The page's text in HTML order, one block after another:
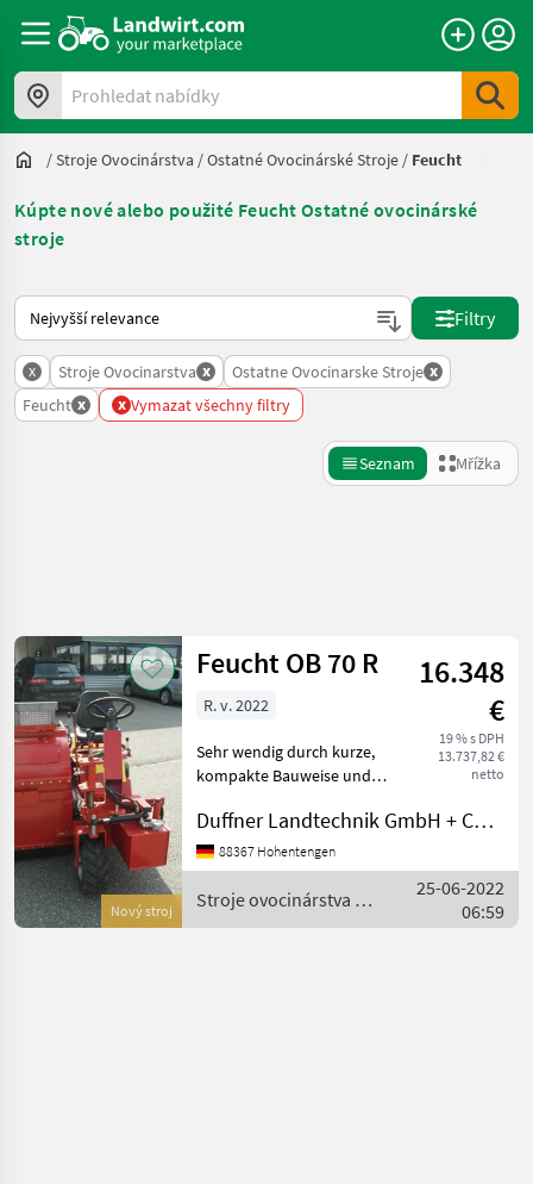
Prohledat nabídky
/Stroje Ovocinárstva /Ostatné Ovocinárské Stroje / Feucht
Kúpte nové alebo použité Feucht Ostatné ovocinárské
stroje
Takto se řadí nabídky na Landwirt.com
Filtry
x Stroje Ovocinarstva x Ostatne Ovocinarske Stroje x
Feucht x x Vymazat všechny filtry
Seznam Mřížka
Kategorie 4 Země Filtry
AKTUÁLNÍ
CESTA
poľnohospodárska
technika
Stroje
Ovocinarstva
Ostatne
Ovocinarske
Obnovit
Zobrazit
výsledků
Nový stroj
Feucht OB 70 R
16.348
€
19 % s DPH
13.737,82 €
netto
R. v. 2022
Sehr wendig durch kurze,
kompakte Bauweise und
einsetzbar in Obstwiesen,
sehr gute Reinigung des
Obstes von Gras und Laub,
Bunker mit 150 liter,
Duffner Landtechnik GmbH + Co KG
88367 Hohentengen
Stroje ovocinárstva /
Feucht
25-06-2022
06:59